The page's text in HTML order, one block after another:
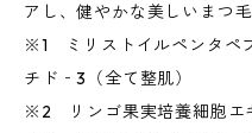
アし、健やかな美しいまつ毛
※1 ミリストイルペンタペ
チド‐3（全て整肌）
※2 リンゴ果実培養細胞エ